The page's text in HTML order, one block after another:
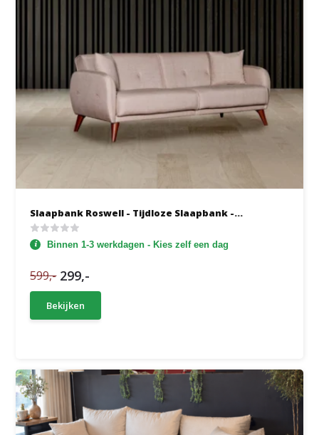
Slaapbank Roswell - Tijdloze Slaapbank -...
Binnen 1-3 werkdagen - Kies zelf een dag
599,- 299,-
Bekijken